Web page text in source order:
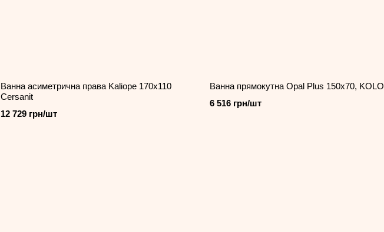
Ванна асиметрична права Kaliope 170x110
Cersanit
12 729 грн/шт
Ванна прямокутна Opal Plus 150х70, KOLO
6 516 грн/шт